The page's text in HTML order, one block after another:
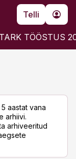
Telli
TARK TÖÖSTUS
aastat vana
arhiivi.
arhiveeritud